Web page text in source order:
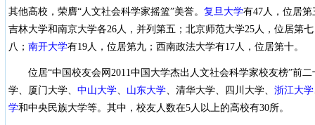
其他高校，荣膺“人文社会科学家摇篮”美誉。 复旦大学有47人，位居第
吉林大学和南京大学各26人，并列第五； 北京师范大学25人，位居第
八； 南开大学有19人，位居第九；西南政法大学有17人，位居第十。
位居“中国校友会网2011中国大学杰出人文社会科学家校友榜”前
学、厦门大学、 中山大学、 山东大学、清华大学、四川大学、 浙江大学
学和中央民族大学等。其中，校友人数在5人以上的高校有30所。